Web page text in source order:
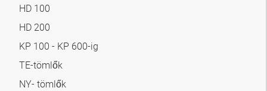
HD 100
HD 200
KP 100 - KP 600-ig
TE-tömlők
NY- tömlők